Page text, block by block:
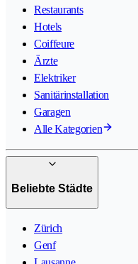
Restaurants
Hotels
Coiffeure
Ärzte
Elektriker
Sanitärinstallation
Garagen
Alle Kategorien
Beliebte Städte
Zürich
Genf